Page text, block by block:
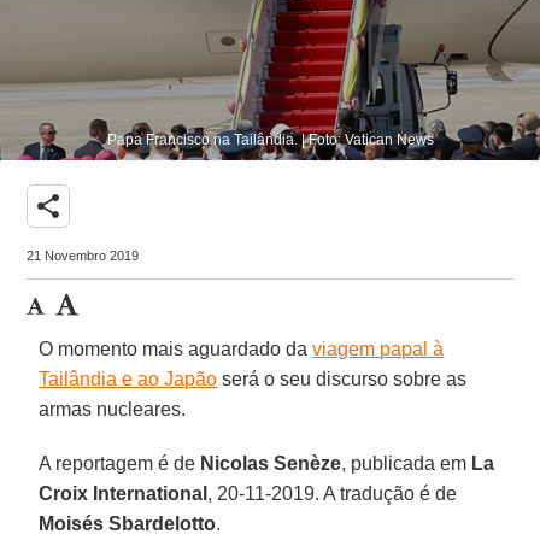
Papa Francisco na Tailândia. | Foto: Vatican News
share
21 Novembro 2019
O momento mais aguardado daviagem papal à
Tailândia e ao Japão será o seu discurso sobre as
armas nucleares.
A reportagem é de Nicolas Senèze, publicada em La
Croix International , 20-11-2019. A tradução é de
Moisés Sbardelotto.